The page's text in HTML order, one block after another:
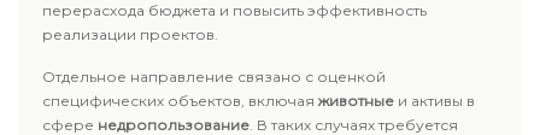
перерасхода бюджета и повысить эффективность
реализации проектов.
Отдельное направление связано с оценкой
специфических объектов, включаяживотные и активы в
сфере недропользование. В таких случаях требуется